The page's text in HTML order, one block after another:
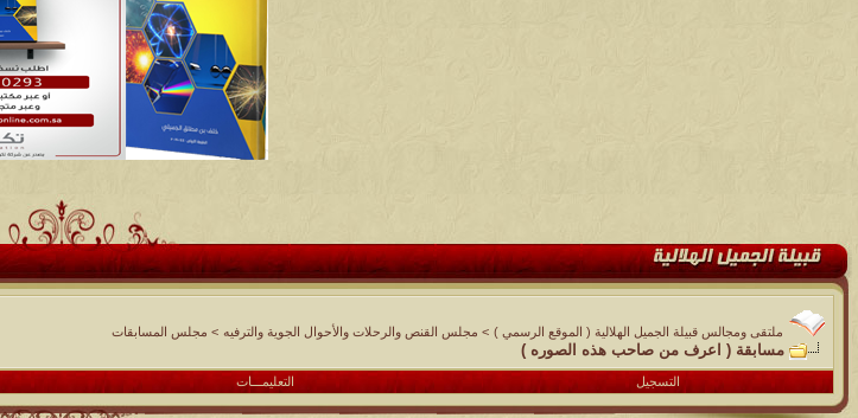
ملتقى ومجالس قبيلة الجميل الهلالية ( الموقع الرسمي ) > مجلس القنص والرحلات والأحوال الجوية والترفيه > مجلس المسابقات
مسابقة ( اعرف من صاحب هذه الصوره )
التسجيل التعليمـــات